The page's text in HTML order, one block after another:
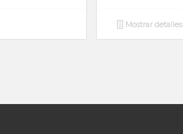
Mostrar detalles